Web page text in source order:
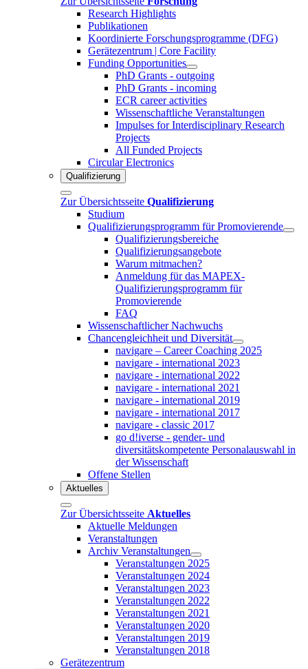
Research Highlights
Publikationen
Koordinierte Forschungsprogramme (DFG)
Gerätezentrum | Core Facility
Funding Opportunities
PhD Grants - outgoing
PhD Grants - incoming
ECR career activities
Wissenschaftliche Veranstaltungen
Impulses for Interdisciplinary Research
Projects
All Funded Projects
Circular Electronics
Qualifizierung
Zur Übersichtsseite Qualifizierung
Studium
Qualifizierungsprogramm für Promovierende
Qualifizierungsbereiche
Qualifizierungsangebote
Warum mitmachen?
Anmeldung für das MAPEX-
Qualifizierungsprogramm für
Promovierende
FAQ
Wissenschaftlicher Nachwuchs
Chancengleichheit und Diversität
navigare – Career Coaching 2025
navigare - international 2023
navigare - international 2022
navigare - international 2021
navigare - international 2019
navigare - international 2017
navigare - classic 2017
go d!iverse - gender- und
diversitätskompetente Personalauswahl in
der Wissenschaft
Offene Stellen
Aktuelles
Zur Übersichtsseite Aktuelles
Aktuelle Meldungen
Veranstaltungen
Archiv Veranstaltungen
Veranstaltungen 2025
Veranstaltungen 2024
Veranstaltungen 2023
Veranstaltungen 2022
Veranstaltungen 2021
Veranstaltungen 2020
Veranstaltungen 2019
Veranstaltungen 2018
Gerätezentrum